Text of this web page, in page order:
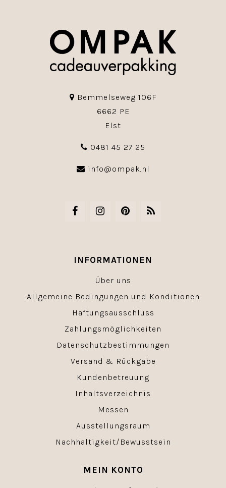
Bemmelseweg 106F
6662 PE
Elst
0481 45 27 25
info@ompak.nl
INFORMATIONEN
Über uns
Allgemeine Bedingungen und Konditionen
Haftungsausschluss
Zahlungsmöglichkeiten
Datenschutzbestimmungen
Versand & Rückgabe
Kundenbetreuung
Inhaltsverzeichnis
Messen
Ausstellungsraum
Nachhaltigkeit/Bewusstsein
MEIN KONTO